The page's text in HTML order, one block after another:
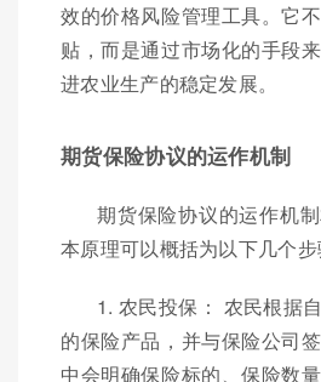
效的价格风险管理工具。它
贴，而是通过市场化的手段
进农业生产的稳定发展。
期货保险协议的运作机制
期货保险协议的运作机
本原理可以概括为以下几个步
1. 农民投保： 农民根据
的保险产品，并与保险公司
中会明确保险标的、保险数